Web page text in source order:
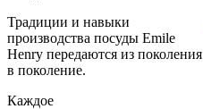
Традиции и навыки
производства посуды Emile
Henry передаются из поколения
в поколение.
Каждое